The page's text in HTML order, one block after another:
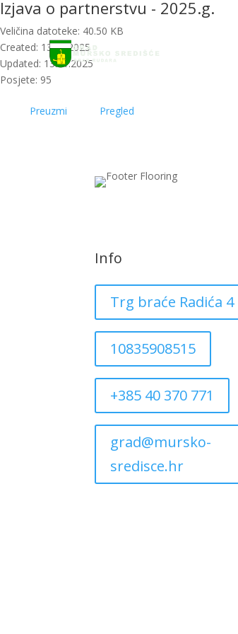
Izjava o partnerstvu - 2025.g.
Veličina datoteke: 40.50 KB
Created: 13.01.2025
Updated: 13.01.2025
Posjete: 95
Preuzmi Pregled
Info
Trg braće Radića 4
10835908515
+385 40 370 771
grad@mursko-
sredisce.hr